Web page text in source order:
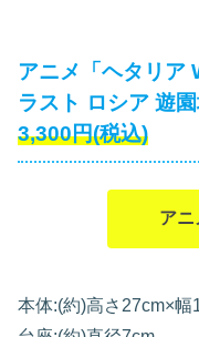
アニメ「ヘタリ
ラスト ロシア 遊
3,300円(税込)
アニ
本体:(約)高さ27cm×幅